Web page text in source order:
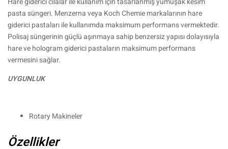
pasta süngeri. Menzerna veya Koch Chemie markalarının hare
giderici pastaları ile kullanımda maksimum performans vermektedir.
Polisaj süngerinin güçlü aşınmaya sahip benzersiz yapısı dolayısıyla
hare ve hologram giderici pastaların maksimum performans
vermesini sağlar.
UYGUNLUK
Rotary Makineler
Özellikler